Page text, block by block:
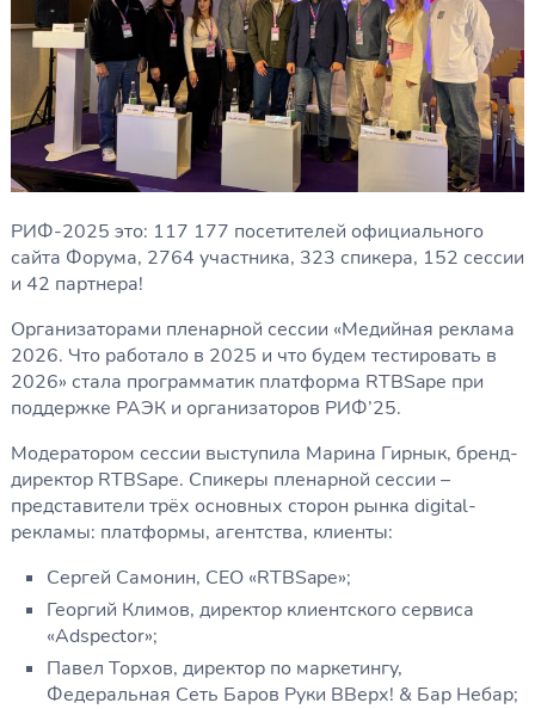
РИФ-2025 это: 117 177 посетителей официального
сайта Форума, 2764 участника, 323 спикера, 152 сессии
и 42 партнера!
Организаторами пленарной сессии «Медийная реклама
2026. Что работало в 2025 и что будем тестировать в
2026» стала программатик платформа RTBSape при
поддержке РАЭК и организаторов РИФ’25.
Модератором сессии выступила Марина Гирнык, бренд-
директор RTBSape. Спикеры пленарной сессии –
представители трёх основных сторон рынка digital-
рекламы: платформы, агентства, клиенты:
Сергей Cамонин, CEO «RTBSape»;
Георгий Климов, директор клиентского сервиса
«Adspector»;
Павел Торхов, директор по маркетингу,
Федеральная Сеть Баров Руки ВВерх! & Бар Небар;